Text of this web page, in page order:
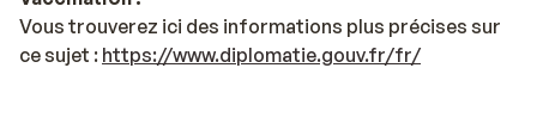
Vous trouverez ici des informations plus précises sur
ce sujet : https://www.diplomatie.gouv.fr/fr/